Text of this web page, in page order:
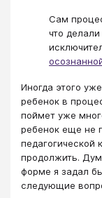
Сам
что
Иногда этого
ребенок в
поймет уже
ребенок еще не
педагогической
продолжить.
форме я задал
следующие